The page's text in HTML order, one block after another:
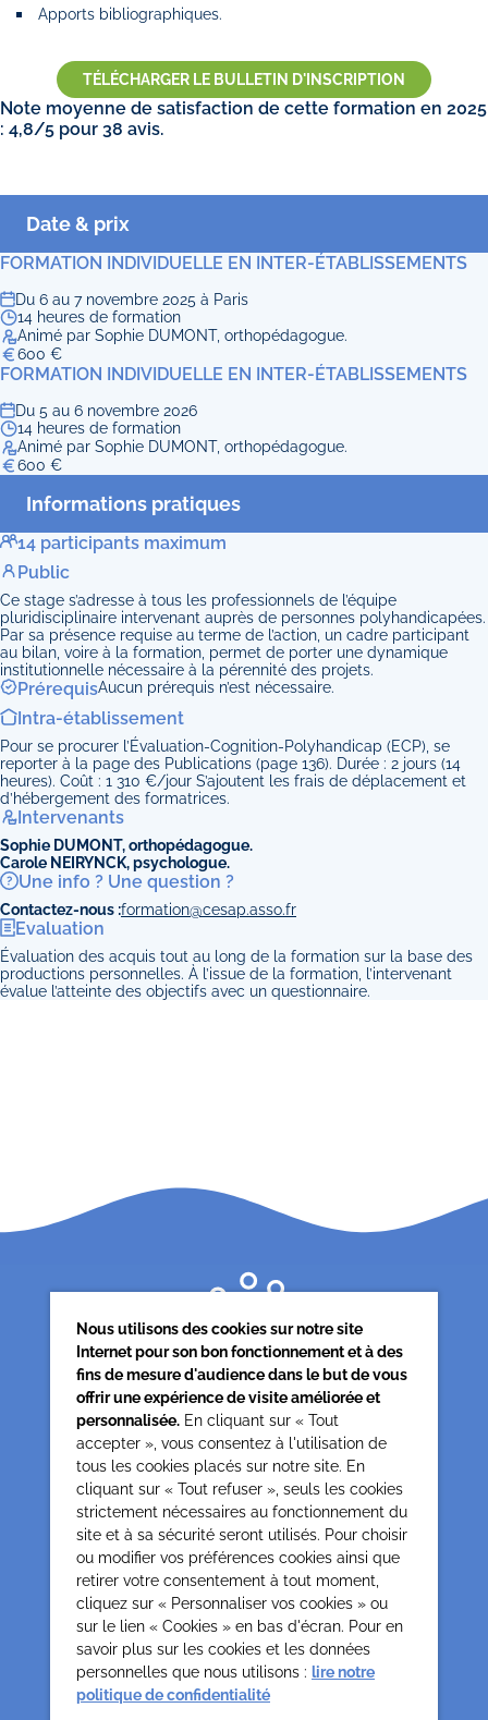
Apports bibliographiques.
TÉLÉCHARGER LE BULLETIN D'INSCRIPTION
Note moyenne de satisfaction de cette formation en 2025
: 4,8/5 pour 38 avis.
Date & prix
FORMATION INDIVIDUELLE EN INTER-ÉTABLISSEMENTS
Du 6 au 7 novembre 2025 à Paris
14 heures de formation
Animé par Sophie DUMONT, orthopédagogue.
600 €
FORMATION INDIVIDUELLE EN INTER-ÉTABLISSEMENTS
Du 5 au 6 novembre 2026
14 heures de formation
Animé par Sophie DUMONT, orthopédagogue.
600 €
Informations pratiques
14 participants maximum
Public
Ce stage s’adresse à tous les professionnels de l’équipe
pluridisciplinaire intervenant auprès de personnes polyhandicapées.
Par sa présence requise au terme de l’action, un cadre participant
au bilan, voire à la formation, permet de porter une dynamique
institutionnelle nécessaire à la pérennité des projets.
PrérequisAucun prérequis n’est nécessaire.
Intra-établissement
Pour se procurer l’Évaluation-Cognition-Polyhandicap (ECP), se
reporter à la page des Publications (page 136). Durée : 2 jours (14
heures). Coût : 1 310 €/jour S’ajoutent les frais de déplacement et
d’hébergement des formatrices.
Intervenants
Sophie DUMONT, orthopédagogue.
Carole NEIRYNCK, psychologue.
Une info ? Une question ?
Contactez-nous :formation@cesap.asso.fr
Evaluation
Évaluation des acquis tout au long de la formation sur la base des
productions personnelles. À l’issue de la formation, l’intervenant
évalue l’atteinte des objectifs avec un questionnaire.
Siège associatif
62 rue de la glacière
75013 Paris
0142850804
contact@cesap.asso.fr
Cesap Formation
formation@cesap.asso.fr
01 53 20 68 58
Mentions Légales
Nous utilisons des cookies sur notre site
Internet pour son bon fonctionnement et à des
fins de mesure d'audience dans le but de vous
offrir une expérience de visite améliorée et
personnalisée. En cliquant sur « Tout
accepter », vous consentez à l'utilisation de
tous les cookies placés sur notre site. En
cliquant sur « Tout refuser », seuls les cookies
strictement nécessaires au fonctionnement du
site et à sa sécurité seront utilisés. Pour choisir
ou modifier vos préférences cookies ainsi que
retirer votre consentement à tout moment,
cliquez sur « Personnaliser vos cookies » ou
sur le lien « Cookies » en bas d'écran. Pour en
savoir plus sur les cookies et les données
personnelles que nous utilisons : lire notre
politique de confidentialité